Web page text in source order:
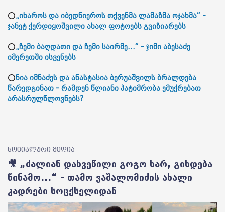
⭕„იხაროს და იბედნიეროს თქვენმა ლამაზმა ოჯახმა“ -
ჯანეტ ქერდიყოშვილი ახალ ფოტოებს გვიზიარებს
⭕„ჩემი ბაღდათი და ჩემი საირმე...“ - ჯიმი აბესაძე
იმერეთში ისვენებს
⭕ნია იმნაძეს და ანასტასია ბერუაშვილს ბრალდება
წარედგინათ - რამდენ წლიანი პატიმრობა ემუქრებათ
არასრულწლოვნებს?
სოციალური მედია
🎥 „ძალიან დახვეწილი გოგო ხარ, გიხდება
წინამო...“ - თამო ვაშალომიძის ახალი
კადრები სოცქსელიდან